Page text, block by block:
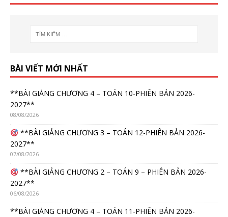
BÀI VIẾT MỚI NHẤT
**BÀI GIẢNG CHƯƠNG 4 – TOÁN 10-PHIÊN BẢN 2026-
2027**
08/08/2026
**BÀI GIẢNG CHƯƠNG 3 – TOÁN 12-PHIÊN BẢN 2026-
2027**
07/08/2026
**BÀI GIẢNG CHƯƠNG 2 – TOÁN 9 – PHIÊN BẢN 2026-
2027**
06/08/2026
**BÀI GIẢNG CHƯƠNG 4 – TOÁN 11-PHIÊN BẢN 2026-